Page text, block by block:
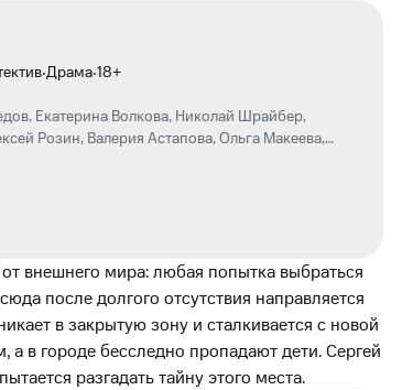
·Драма·18+
, Екатерина Волкова, Николай Шрайбер,
Розин, Валерия Астапова,Ольга Макеева,
внешнего мира: любая попытка выбраться
после долгого отсутствия направляется
в закрытую зону и сталкивается с новой
в городе бесследно пропадают дети. Сергей
разгадать тайну этого места.